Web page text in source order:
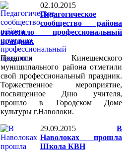
02.10.2015
Педагогическое
сообщество района
отметило профессиональный
праздник
Педагоги Кинешемского
муниципального района отметили
свой профессиональный праздник.
Торжественное мероприятие,
посвященное Дню учителя,
прошло в Городском Доме
культуры г.Наволоки.
29.09.2015
В
Наволоках прошла
Школа КВН